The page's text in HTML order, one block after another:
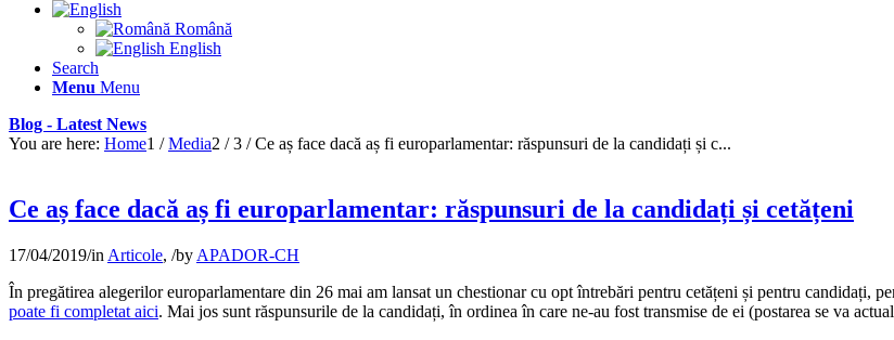
Română
English
Search
Menu Menu
Blog - Latest News
You are here: Home1 / Media2 / 3 / Ce aș face dacă aș fi europarlamentar: răspunsuri de la candidați și c...
Ce aș face dacă aș fi europarlamentar: răspunsuri de la candidați și cetățeni
17/04/2019/in Articole, /by APADOR-CH
În pregătirea alegerilor europarlamentare din 26 mai am lansat un chestionar cu opt întrebări pentru cetățeni și pentru candidați,
poate fi completat aici. Mai jos sunt răspunsurile de la candidați, în ordinea în care ne-au fost transmise de ei (postarea se va